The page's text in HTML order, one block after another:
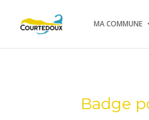
MA COMMUNE
Badge